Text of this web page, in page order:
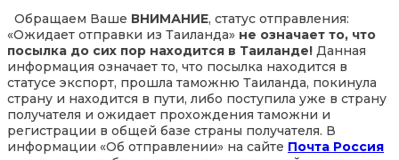
Обращаем Ваше ВНИМАНИЕ, статус отправления:
«Ожидает отправки из Таиланда» не означает то, что
посылка до сих пор находится в Таиланде! Данная
информация означает то, что посылка находится в
статусе экспорт, прошла таможню Таиланда, покинула
страну и находится в пути, либо поступила уже в страну
получателя и ожидает прохождения таможни и
регистрации в общей базе страны получателя. В
информации «Об отправлении» на сайте Почта Россия